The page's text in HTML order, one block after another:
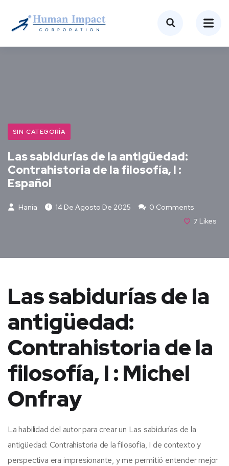
SIN CATEGORÍA
Las sabidurías de la antigüedad:
Contrahistoria de la filosofía, I :
Español
Hania 14 De Agosto De 2025
0 Comments
7 Likes
Las sabidurías de la
antigüedad:
Contrahistoria de la
filosofía, I : Michel
Onfray
La habilidad del autor para crear un Las sabidurías de la
antigüedad: Contrahistoria de la filosofía, I de contexto y
perspectiva era impresionante, y me permitió entender mejor